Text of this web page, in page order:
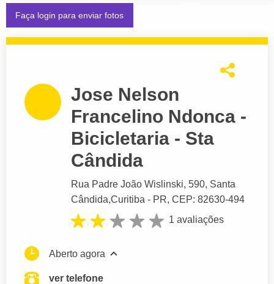
Faça login para enviar fotos
Jose Nelson
Francelino Ndonca -
Bicicletaria - Sta
Cândida
Rua Padre João Wislinski, 590, Santa
Cândida,Curitiba - PR, CEP: 82630-494
1 avaliações
Aberto agora
ver telefone